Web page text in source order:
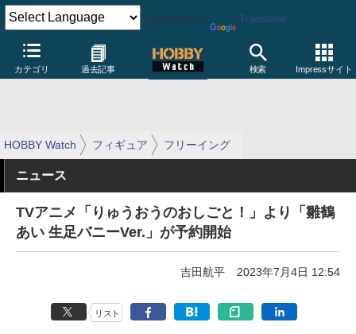
Powered by Translate
カテゴリ 過去記事 検索 Impressサイト
HOBBY Watch フィギュア フリーイング
ニュース
TVアニメ「りゅうおうのおしごと！」より「雛鶴
あい 生足バニーVer.」が予約開始
吉田航平 2023年7月4日 12:54
リスト